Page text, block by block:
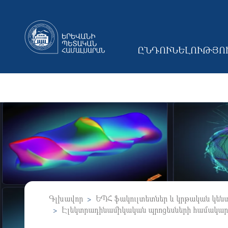
MAIN
Գլխավոր ԵՊՀ ֆակուլտետներ և կրթական
Էլեկտրադինամիկական պրոցեսների